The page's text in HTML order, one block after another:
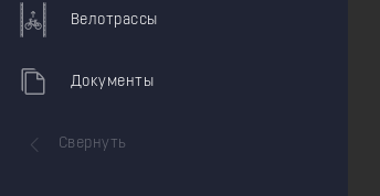
Велотрассы
Документы
Свернуть